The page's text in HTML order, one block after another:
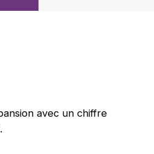
avec un chiffre